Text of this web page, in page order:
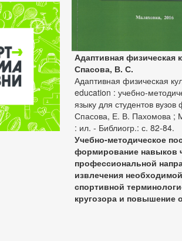
Адаптивная физическая
Спасова, В. С.
Адаптивная физическая
education : учебно-
языку для студентов
Спасова, Е. В. Пахомова ;
: ил. - Библиогр.: с. 82-84.
Учебно-методическое
формирование навыков
профессиональной
извлечения
спортивной
кругозора и повышение